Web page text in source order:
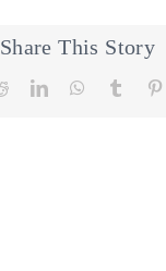
Share This Story
RedditLinkedInWhatsApp
Tumblr